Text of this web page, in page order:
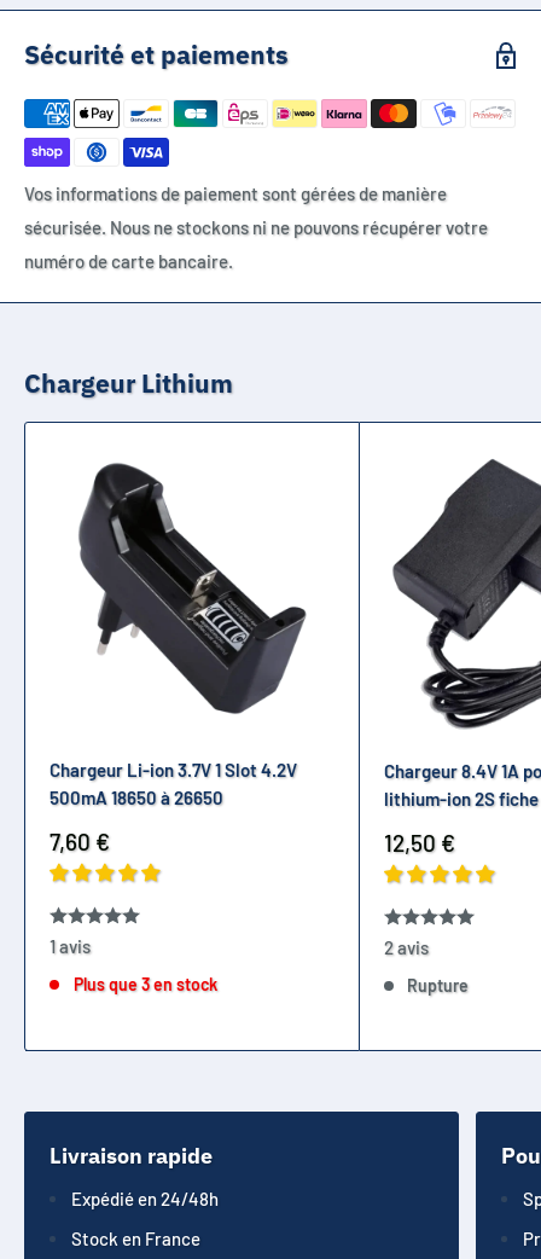
Sécurité et paiements
Vos informations de paiement sont gérées de manière
sécurisée. Nous ne stockons ni ne pouvons récupérer votre
numéro de carte bancaire.
Chargeur Lithium
Chargeur Li-ion 3.7V 1 Slot 4.2V
500mA 18650 à 26650
Prix
réduit
7,60 €
1 avis
Plus que 3 en stock
Chargeur 8.4V 1A
lithium-ion 2S fiche
Prix
réduit
12,50 €
2 avis
Rupture
Livraison rapide
Expédié en 24/48h
Stock en France